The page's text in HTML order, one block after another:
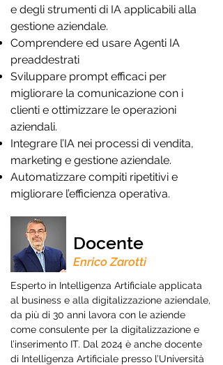
e degli strumenti di IA applicabili alla
gestione aziendale.
Comprendere ed usare Agenti IA
preaddestrati
Sviluppare prompt efficaci per
migliorare la comunicazione con i
clienti e ottimizzare le operazioni
aziendali.
Integrare l’IA nei processi di vendita,
marketing e gestione aziendale.
Automatizzare compiti ripetitivi e
migliorare l’efficienza operativa.
Docente
Enrico Zarotti
Esperto in Intelligenza Artificiale applicata
al business e alla digitalizzazione aziendale,
da più di 30 anni lavora con le aziende
come consulente per la digitalizzazione e
l’inserimento IT. Dal 2024 è anche docente
di Intelligenza Artificiale presso l’Università